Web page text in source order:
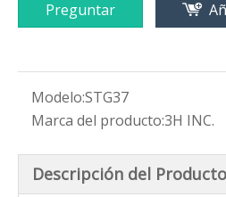
Preguntar
Modelo:STG37
Marca del producto:3H INC.
Descripción del Producto